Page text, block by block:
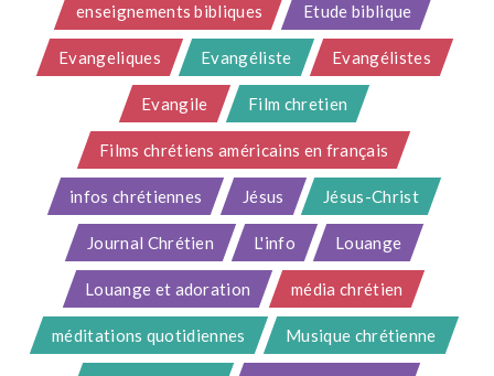
enseignements bibliques Etude biblique
Evangeliques Evangéliste Evangélistes
Evangile Film chretien
Films chrétiens américains en français
infos chrétiennes Jésus Jésus-Christ
Journal Chrétien L'info Louange
Louange et adoration média chrétien
méditations quotidiennes Musique chrétienne